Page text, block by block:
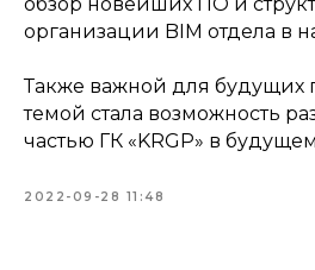
организации BIM отдела в
Также важной для будущих
темой стала возможность
частью ГК «KRGP» в
2022-09-28 11:48